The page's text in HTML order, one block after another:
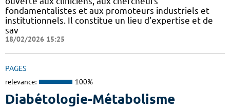
fondamentalistes et aux promoteurs industriels et
institutionnels. Il constitue un lieu d'expertise et de
sav
18/02/2026 15:25
PAGES
relevance: 100%
Diabétologie-Métabolisme